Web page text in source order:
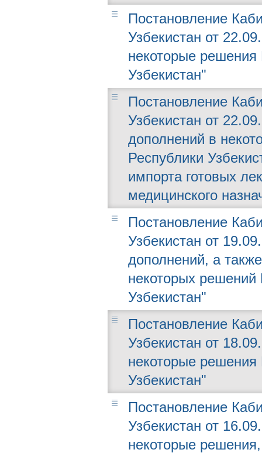
Постановление
Узбекистан от
некоторые решения
Узбекистан"
Постановление
Узбекистан от
дополнений в
Республики
импорта готовых
медицинского
Постановление
Узбекистан от
дополнений, а
некоторых решений
Узбекистан"
Постановление
Узбекистан от
некоторые решения
Узбекистан"
Постановление
Узбекистан от
некоторые